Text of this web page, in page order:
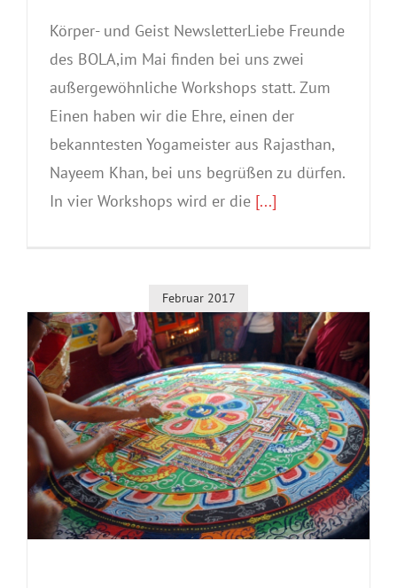
Körper- und Geist NewsletterLiebe Freunde
des BOLA,im Mai finden bei uns zwei
außergewöhnliche Workshops statt. Zum
Einen haben wir die Ehre, einen der
bekanntesten Yogameister aus Rajasthan,
Nayeem Khan, bei uns begrüßen zu dürfen.
In vier Workshops wird er die [...]
Februar 2017